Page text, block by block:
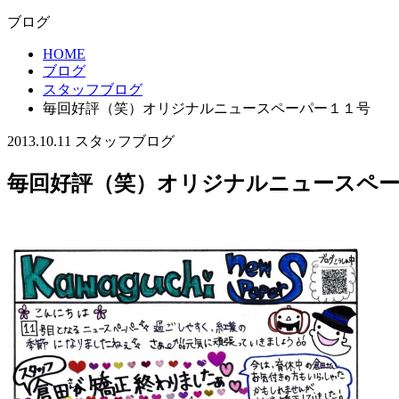
ブログ
HOME
ブログ
スタッフブログ
毎回好評（笑）オリジナルニュースペーパー１１号
2013.10.11 スタッフブログ
毎回好評（笑）オリジナルニュースペ